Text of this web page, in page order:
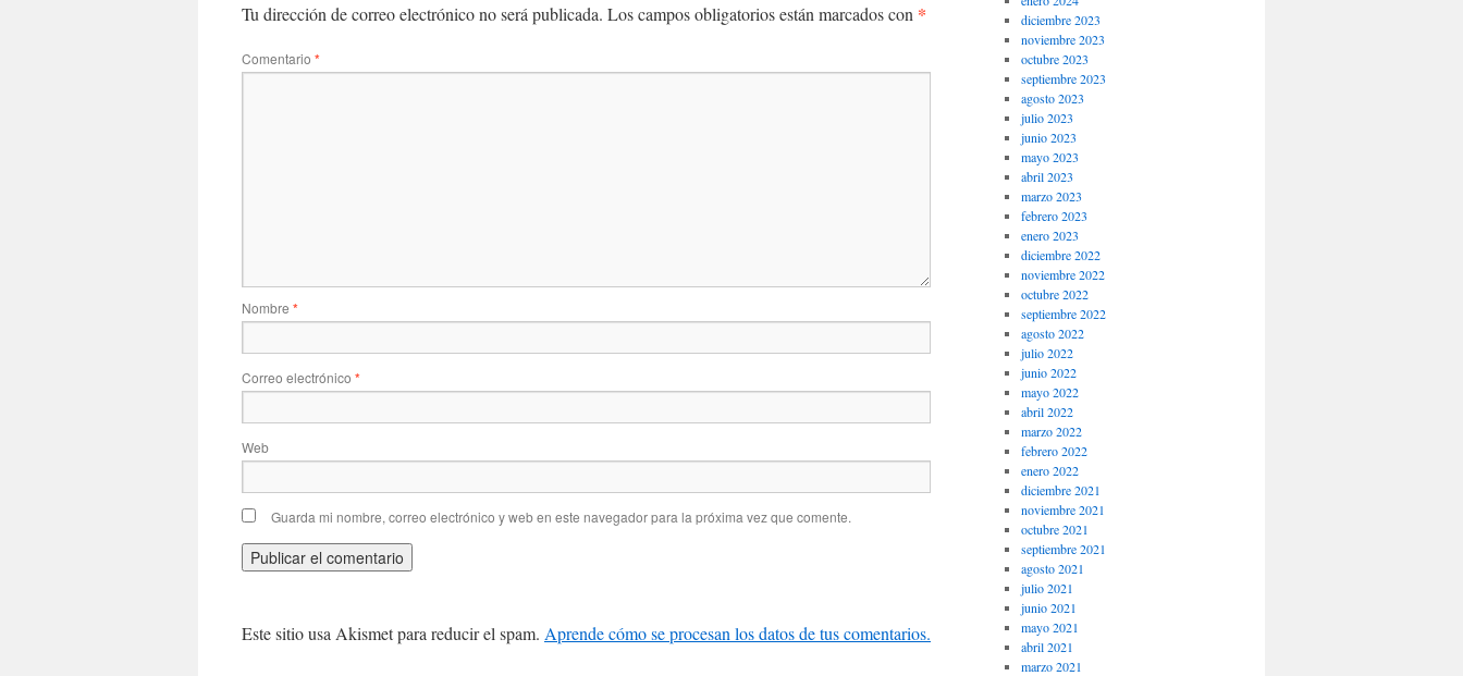
Tu dirección de correo electrónico no será publicada. Los campos obligatorios están marcados con *
Comentario *
Nombre *
Correo electrónico *
Web
Guarda mi nombre, correo electrónico y web en este navegador para la próxima vez que comente.
Este sitio usa Akismet para reducir el spam. Aprende cómo se procesan los datos de tus comentarios.
diciembre 2023
noviembre 2023
octubre 2023
septiembre 2023
agosto 2023
julio 2023
junio 2023
mayo 2023
abril 2023
marzo 2023
febrero 2023
enero 2023
diciembre 2022
noviembre 2022
octubre 2022
septiembre 2022
agosto 2022
julio 2022
junio 2022
mayo 2022
abril 2022
marzo 2022
febrero 2022
enero 2022
diciembre 2021
noviembre 2021
octubre 2021
septiembre 2021
agosto 2021
julio 2021
junio 2021
mayo 2021
abril 2021
marzo 2021